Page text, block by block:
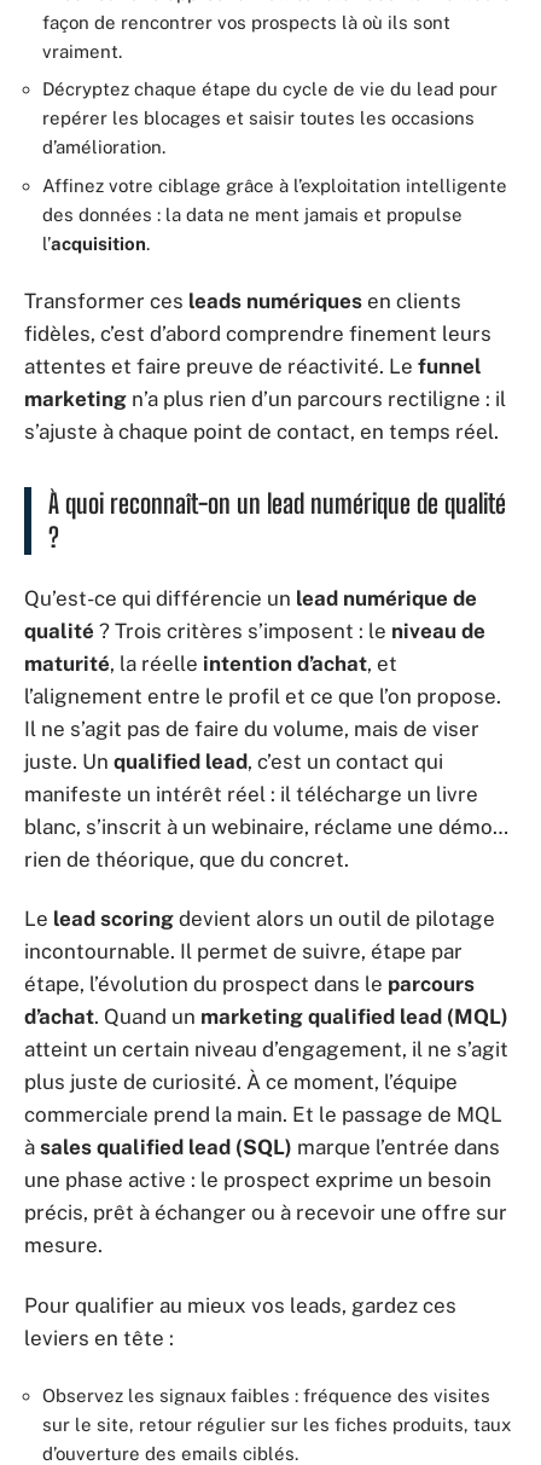
façon de rencontrer vos prospects là où ils sont
vraiment.
Décryptez chaque étape du cycle de vie du lead pour
repérer les blocages et saisir toutes les occasions
d’amélioration.
Affinez votre ciblage grâce à l’exploitation intelligente
des données : la data ne ment jamais et propulse
l’acquisition.
Transformer ces leads numériques en clients
fidèles, c’est d’abord comprendre finement leurs
attentes et faire preuve de réactivité. Le funnel
marketing n’a plus rien d’un parcours rectiligne : il
s’ajuste à chaque point de contact, en temps réel.
À quoi reconnaît-on un lead numérique de qualité
?
Qu’est-ce qui différencie un lead numérique de
qualité ? Trois critères s’imposent : le niveau de
maturité, la réelle intention d’achat, et
l’alignement entre le profil et ce que l’on propose.
Il ne s’agit pas de faire du volume, mais de viser
juste. Un qualified lead, c’est un contact qui
manifeste un intérêt réel : il télécharge un livre
blanc, s’inscrit à un webinaire, réclame une démo…
rien de théorique, que du concret.
Le lead scoring devient alors un outil de pilotage
incontournable. Il permet de suivre, étape par
étape, l’évolution du prospect dans le parcours
d’achat. Quand un marketing qualified lead (MQL)
atteint un certain niveau d’engagement, il ne s’agit
plus juste de curiosité. À ce moment, l’équipe
commerciale prend la main. Et le passage de MQL
à sales qualified lead (SQL) marque l’entrée dans
une phase active : le prospect exprime un besoin
précis, prêt à échanger ou à recevoir une offre sur
mesure.
Pour qualifier au mieux vos leads, gardez ces
leviers en tête :
Observez les signaux faibles : fréquence des visites
sur le site, retour régulier sur les fiches produits, taux
d’ouverture des emails ciblés.